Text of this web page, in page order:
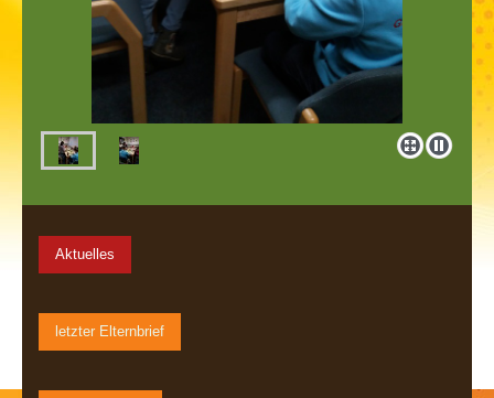
Aktuelles
letzter Elternbrief